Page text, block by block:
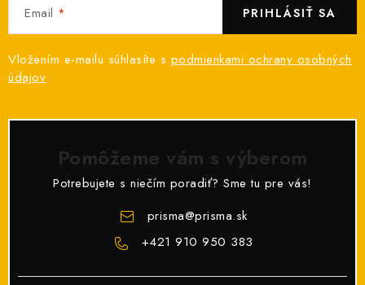
u
Email
Vložením e-mailu súhlasíte s podmienkami ochrany osobných
údajov
PRIHLÁSIŤ SA
Pomôžeme vám s výberom
Potrebujete s niečím poradiť? Sme tu pre vás!
prisma@prisma.sk
+421 910 950 383